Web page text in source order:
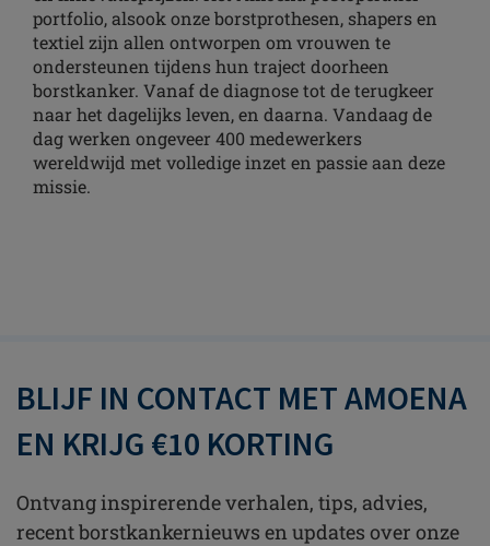
portfolio, alsook onze borstprothesen, shapers en
textiel zijn allen ontworpen om vrouwen te
ondersteunen tijdens hun traject doorheen
borstkanker. Vanaf de diagnose tot de terugkeer
naar het dagelijks leven, en daarna. Vandaag de
dag werken ongeveer 400 medewerkers
wereldwijd met volledige inzet en passie aan deze
missie.
BLIJF IN CONTACT MET AMOENA
EN KRIJG €10 KORTING
Ontvang inspirerende verhalen, tips, advies,
recent borstkankernieuws en updates over onze